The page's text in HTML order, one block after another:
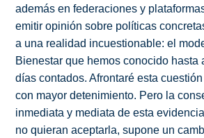
además en federaciones y
emitir opinión sobre políticas
a una realidad incuestionable: el
Bienestar que hemos conocido hasta
días contados. Afrontaré esta
con mayor detenimiento. Pero la
inmediata y mediata de esta
no quieran aceptarla, supone un